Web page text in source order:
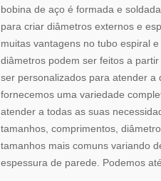
bobina de aço é formada e
para criar diâmetros externos e
muitas vantagens no tubo espiral
diâmetros podem ser feitos a
ser personalizados para atender a
fornecemos uma variedade
atender a todas as suas
tamanhos, comprimentos,
tamanhos mais comuns variando
espessura de parede. Podemos